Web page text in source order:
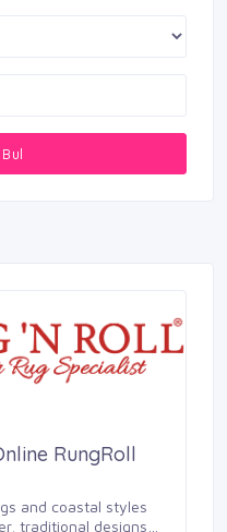
RungRoll
and coastal styles
traditional designs,